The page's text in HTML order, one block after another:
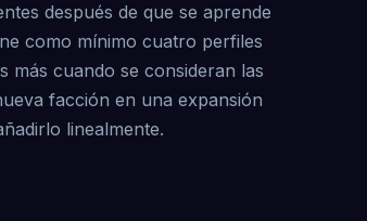
después de que se aprende
como mínimo cuatro perfiles
más cuando se consideran las
facción en una expansión
linealmente.